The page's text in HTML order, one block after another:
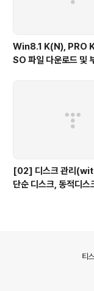
Win8.1 K(N), PRO
SO 파일 다운로드 및
[02] 디스크 관리
단순 디스크, 동적디스
티